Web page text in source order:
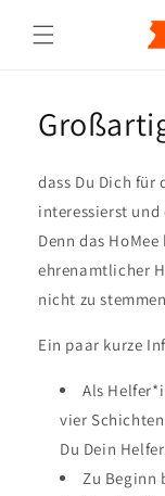
zum
Inhalt
dass Du Dich für
interessierst und
Denn das
ehrenamtlicher
nicht zu
Ein paar kurze
Als
vier
Du Dein
Zu Beginn